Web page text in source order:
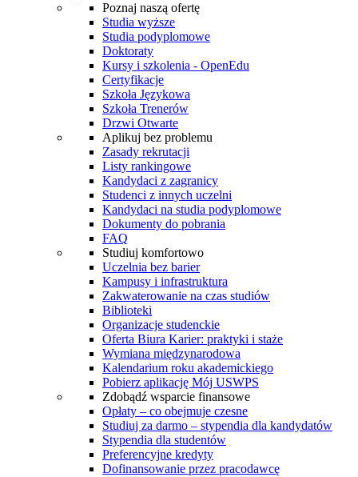
Poznaj naszą ofertę
Studia wyższe
Studia podyplomowe
Doktoraty
Kursy i szkolenia - OpenEdu
Certyfikacje
Szkoła Językowa
Szkoła Trenerów
Drzwi Otwarte
Aplikuj bez problemu
Zasady rekrutacji
Listy rankingowe
Kandydaci z zagranicy
Studenci z innych uczelni
Kandydaci na studia podyplomowe
Dokumenty do pobrania
FAQ
Studiuj komfortowo
Uczelnia bez barier
Kampusy i infrastruktura
Zakwaterowanie na czas studiów
Biblioteki
Organizacje studenckie
Oferta Biura Karier: praktyki i staże
Wymiana międzynarodowa
Kalendarium roku akademickiego
Pobierz aplikację Mój USWPS
Zdobądź wsparcie finansowe
Opłaty – co obejmuje czesne
Studiuj za darmo – stypendia dla kandydatów
Stypendia dla studentów
Preferencyjne kredyty
Dofinansowanie przez pracodawcę